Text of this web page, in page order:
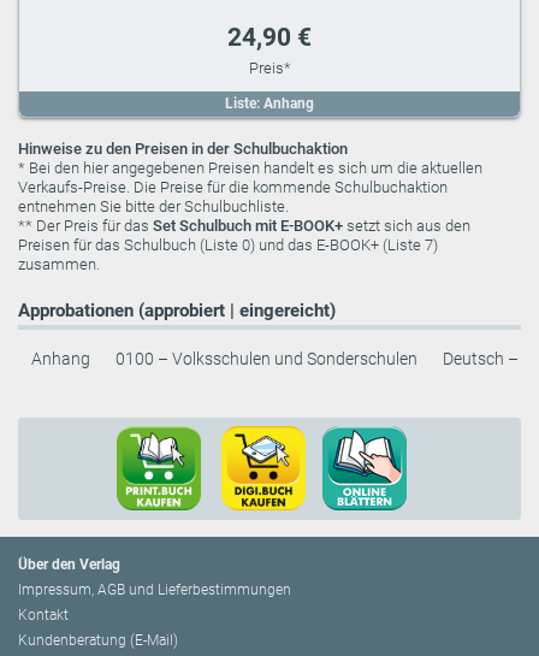
Liste: Anhang
24,90 €
Hinweise zu den Preisen in der Schulbuchaktion
* Bei den hier angegebenen Preisen handelt es sich um die aktuellen
Verkaufs-Preise. Die Preise für die kommende Schulbuchaktion
entnehmen Sie bitte der Schulbuchliste.
** Der Preis für das Set Schulbuch mit E-BOOK+ setzt sich aus den
Preisen für das Schulbuch (Liste 0) und das E-BOOK+ (Liste 7)
zusammen.
Approbationen (approbiert | eingereicht)
Anhang 0100 – Volksschulen und Sonderschulen Deutsch –
Über den Verlag
Impressum, AGB und Lieferbestimmungen
Kontakt
Kundenberatung (E-Mail)